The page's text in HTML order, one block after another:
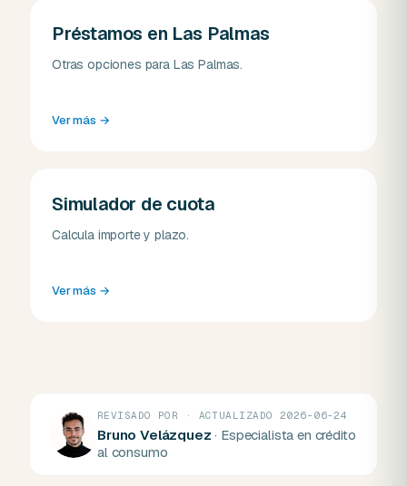
Préstamos en Las Palmas
Otras opciones para Las Palmas.
Ver más →
Simulador de cuota
Calcula importe y plazo.
Ver más →
REVISADO POR · ACTUALIZADO 2026-06-24
Bruno Velázquez · Especialista en crédito
al consumo